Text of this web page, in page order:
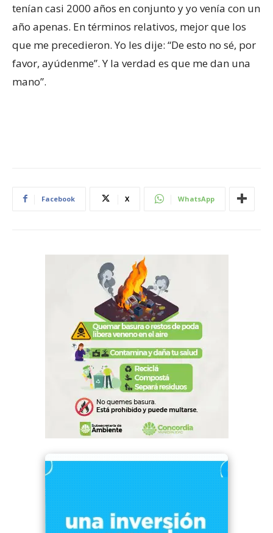
tenían casi 2000 años en conjunto y yo venía con un
año apenas. En términos relativos, mejor que los
que me precedieron. Yo les dije: “De esto no sé, por
favor, ayúdenme”. Y la verdad es que me dan una
mano”.
Facebook X WhatsApp